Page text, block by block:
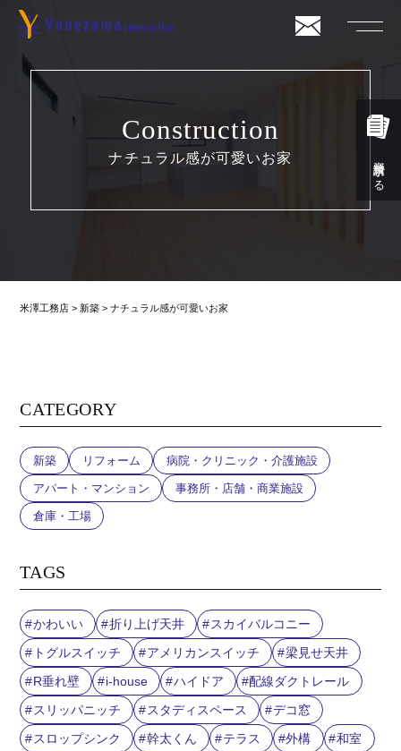
資料請求する
Construction
ナチュラル感が可愛いお家
米澤工務店 > 新築 >ナチュラル感が可愛いお家
CATEGORY
新築 リフォーム 病院・クリニック・介護施設
アパート・マンション 事務所・店舗・商業施設
倉庫・工場
TAGS
かわいい 折り上げ天井
スカイバルコニー
トグルスイッチ
アメリカンスイッチ
梁見せ天井
R垂れ壁
i-house ハイドア
配線ダクトレール
スリッパニッチ
スタディスペース
デコ窓
スロップシンク
幹太くん テラス 外構
和室